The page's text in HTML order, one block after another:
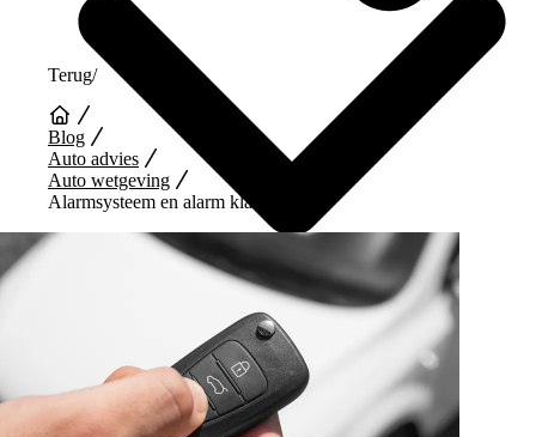
Terug/
Blog
Auto advies
Auto wetgeving
Alarmsysteem en alarm klassen